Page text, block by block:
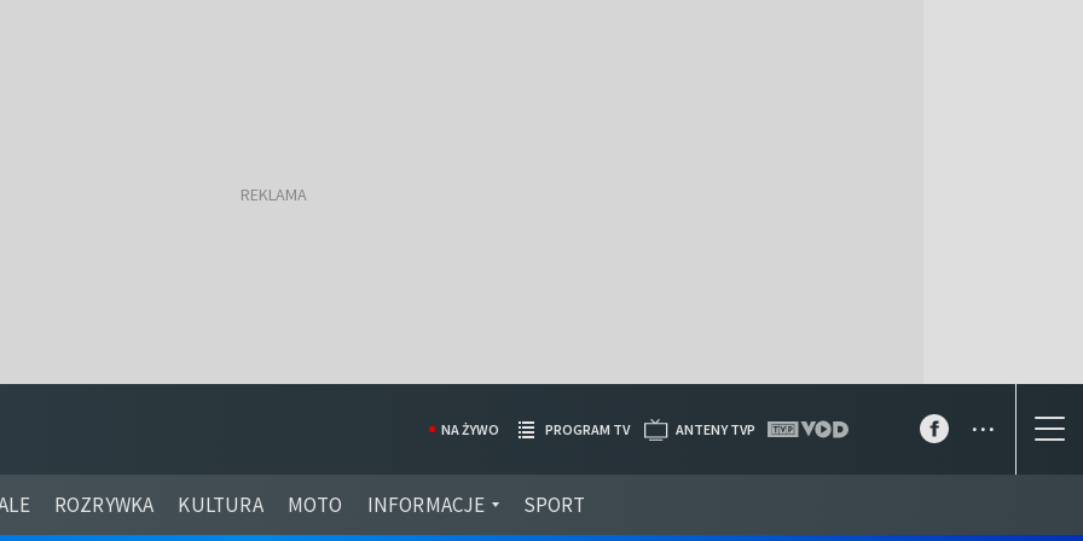
ROZRYWKA KULTURA MOTO INFORMACJE SPORT
NA ŻYWO PROGRAM TV ANTENY TVP ...